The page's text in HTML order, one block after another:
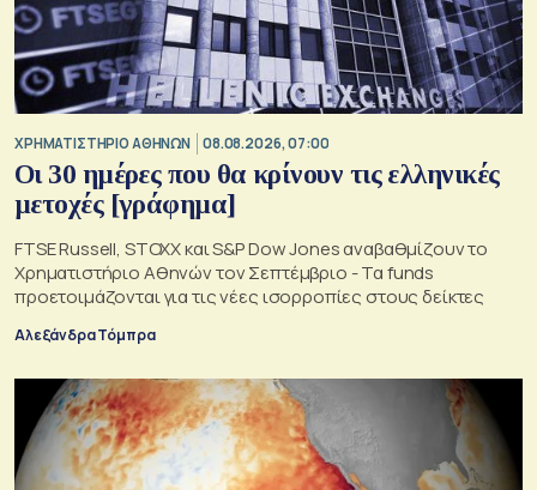
XΡΗΜΑΤΙΣΤΗΡΙΟ ΑΘΗΝΩΝ 08.08.2026, 07:00
Οι 30 ημέρες που θα κρίνουν τις ελληνικές
μετοχές [γράφημα]
FTSE Russell, STOXX και S&P Dow Jones αναβαθμίζουν το
Χρηματιστήριο Αθηνών τον Σεπτέμβριο - Τα funds
προετοιμάζονται για τις νέες ισορροπίες στους δείκτες
Αλεξάνδρα Τόμπρα